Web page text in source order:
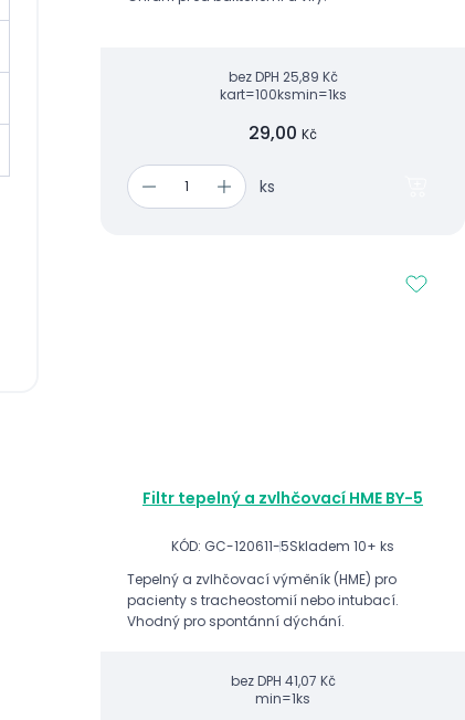
bez DPH 25,89 Kč
kart=100ksmin=1ks
29,00 Kč
ks
Filtr tepelný a zvlhčovací HME BY-5
KÓD: GC-120611-5Skladem 10+ ks
Tepelný a zvlhčovací výměník (HME) pro
pacienty s tracheostomií nebo intubací.
Vhodný pro spontánní dýchání.
bez DPH 41,07 Kč
min=1ks